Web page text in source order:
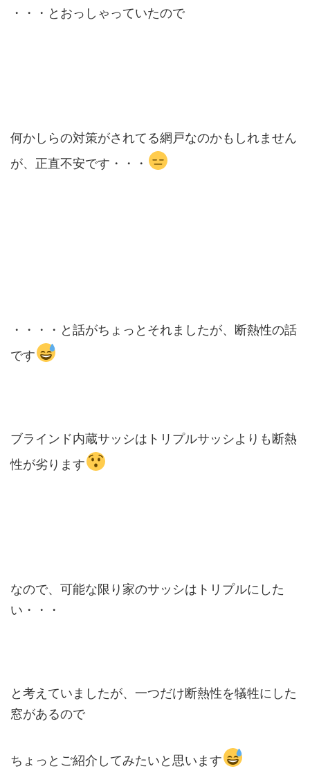
・・・とおっしゃっていたので
何かしらの対策がされてる網戸なのかもしれません
が、正直不安です・・・
・・・・と話がちょっとそれましたが、断熱性の話
です
ブラインド内蔵サッシはトリプルサッシよりも断熱
性が劣ります
なので、可能な限り家のサッシはトリプルにした
い・・・
と考えていましたが、一つだけ断熱性を犠牲にした
窓があるので
ちょっとご紹介してみたいと思います